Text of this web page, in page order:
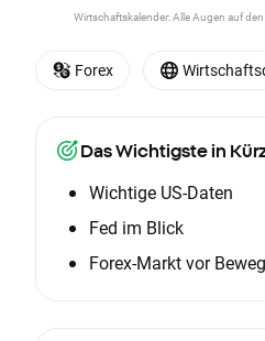
Wirtschaftskalender: Alle Augen auf
Das Wichtigste in
Wichtige US-Daten
Fed im Blick
Forex-Markt vor
Forex